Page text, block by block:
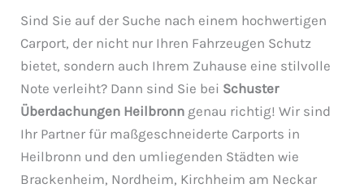
Sind Sie auf der Suche nach einem hochwertigen
Carport, der nicht nur Ihren Fahrzeugen Schutz
bietet, sondern auch Ihrem Zuhause eine stilvolle
Note verleiht? Dann sind Sie bei Schuster
Überdachungen Heilbronn genau richtig! Wir sind
Ihr Partner für maßgeschneiderte Carports in
Heilbronn und den umliegenden Städten wie
Brackenheim, Nordheim, Kirchheim am Neckar